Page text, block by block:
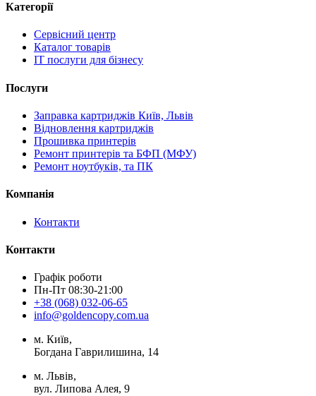
Категорії
Сервісний центр
Каталог товарів
IT послуги для бізнесу
Послуги
Заправка картриджів Київ, Львів
Відновлення картриджів
Прошивка принтерів
Ремонт принтерів та БФП (МФУ)
Ремонт ноутбуків, та ПК
Компанія
Контакти
Контакти
Графік роботи
Пн-Пт 08:30-21:00
+38 (068) 032-06-65
info@goldencopy.com.ua
м. Київ,
Богдана Гаврилишина, 14
м. Львів,
вул. Липова Алея, 9